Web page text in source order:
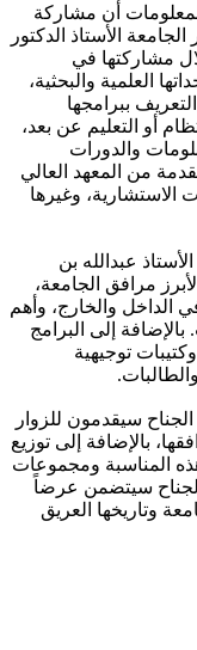
أن مشاركة
الأستاذ الدكتور
مشاركتها في
العلمية والبحثية،
ببرامجها
أو التعليم عن بعد،
والدورات
من المعهد العالي
الاستشارية، وغيرها
عبدالله بن
مرافق الجامعة،
الداخل والخارج، وأهم
إلى البرامج
توجيهية
سيقدمون للزوار
بالإضافة إلى توزيع
المناسبة ومجموعات
الجناح سيتضمن عرضاً
وتاريخها العريق